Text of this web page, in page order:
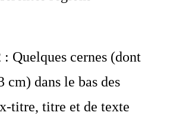
Quelques cernes (dont
cm) dans le bas des
titre, titre et de texte